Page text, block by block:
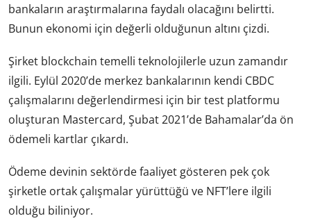
bankaların araştırmalarına faydalı olacağını belirtti.
Bunun ekonomi için değerli olduğunun altını çizdi.
Şirket blockchain temelli teknolojilerle uzun zamandır
ilgili. Eylül 2020’de merkez bankalarının kendi CBDC
çalışmalarını değerlendirmesi için bir test platformu
oluşturan Mastercard, Şubat 2021’de Bahamalar’da ön
ödemeli kartlar çıkardı.
Ödeme devinin sektörde faaliyet gösteren pek çok
şirketle ortak çalışmalar yürüttüğü ve NFT’lere ilgili
olduğu biliniyor.